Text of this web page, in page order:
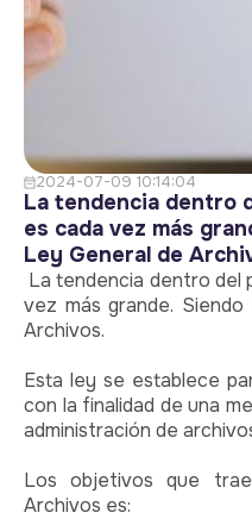
2024-07-09 10:14:04
La tendencia dentro
es cada vez más
Ley General de
La tendencia dentro del
vez más grande.
Archivos.
Esta ley se establece
con la finalidad de una
administración de
Los objetivos que
Archivos es: